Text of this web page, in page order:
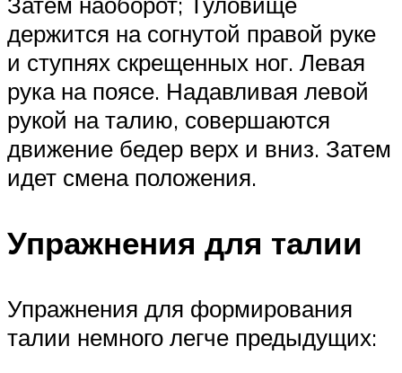
держится на согнутой правой руке
и ступнях скрещенных ног. Левая
рука на поясе. Надавливая левой
рукой на талию, совершаются
движение бедер верх и вниз. Затем
идет смена положения.
Упражнения для талии
Упражнения для формирования
талии немного легче предыдущих: